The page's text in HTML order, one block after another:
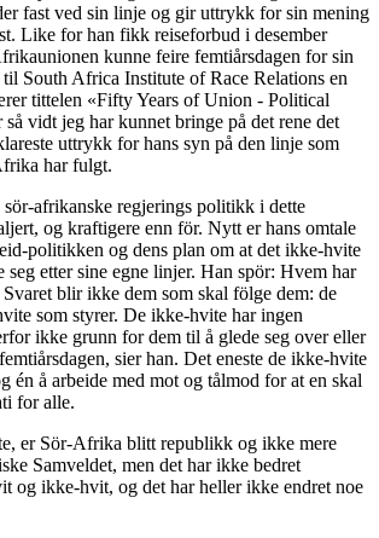
fast ved sin linje og gir uttrykk for sin mening
Like for han fikk reiseforbud i desember
kunne feire femtiårsdagen for sin
til South Africa Institute of Race Relations en
tittelen «Fifty Years of Union - Political
vidt jeg har kunnet bringe på det rene det
uttrykk for hans syn på den linje som
har fulgt.
sör-afrikanske regjerings politikk i dette
og kraftigere enn för. Nytt er hans omtale
politikken og dens plan om at det ikke-hvite
etter sine egne linjer. Han spör: Hvem har
blir ikke dem som skal fölge dem: de
som styrer. De ikke-hvite har ingen
ikke grunn for dem til å glede seg over eller
sier han. Det eneste de ikke-hvite
én å arbeide med mot og tålmod for at en skal
for alle.
er Sör-Afrika blitt republikk og ikke mere
Samveldet, men det har ikke bedret
og ikke-hvit, og det har heller ikke endret noe